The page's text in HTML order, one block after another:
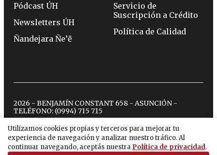
Utilizamos cookies propias y terceros para mejorar tu
experiencia de navegación y analizar nuestro tráfico. Al
continuar navegando, aceptás nuestra Política de privacidad.
Pódcast ÚH
Newsletters ÚH
Ñandejara Ñe’ẽ
Servicio de
Suscripción a Crédito
Política de Calidad
2026 - BENJAMÍN CONSTANT 658 - ASUNCIÓN -
TELÉFONO: (0994) 715 715
twitterinstagram
facebook
tiktokyoutubespotify